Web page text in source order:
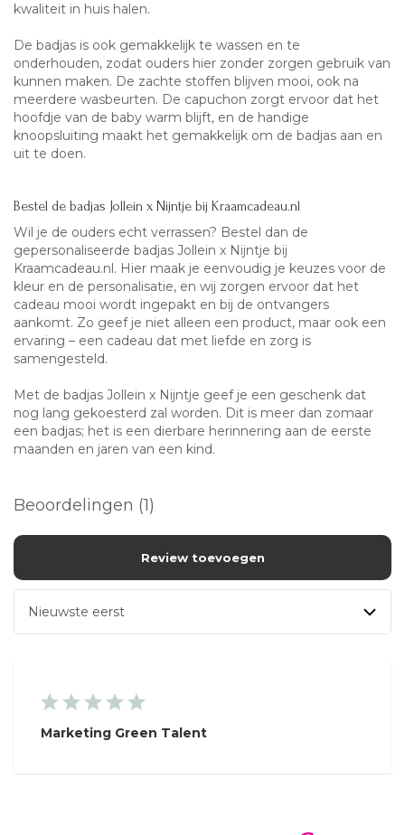
kwaliteit in huis halen.
De badjas is ook gemakkelijk te wassen en te
onderhouden, zodat ouders hier zonder zorgen gebruik van
kunnen maken. De zachte stoffen blijven mooi, ook na
meerdere wasbeurten. De capuchon zorgt ervoor dat het
hoofdje van de baby warm blijft, en de handige
knoopsluiting maakt het gemakkelijk om de badjas aan en
uit te doen.
Bestel de badjas Jollein x Nijntje bij Kraamcadeau.nl
Wil je de ouders echt verrassen? Bestel dan de
gepersonaliseerde badjas Jollein x Nijntje bij
Kraamcadeau.nl. Hier maak je eenvoudig je keuzes voor de
kleur en de personalisatie, en wij zorgen ervoor dat het
cadeau mooi wordt ingepakt en bij de ontvangers
aankomt. Zo geef je niet alleen een product, maar ook een
ervaring – een cadeau dat met liefde en zorg is
samengesteld.
Met de badjas Jollein x Nijntje geef je een geschenk dat
nog lang gekoesterd zal worden. Dit is meer dan zomaar
een badjas; het is een dierbare herinnering aan de eerste
maanden en jaren van een kind.
Beoordelingen (1)
Review toevoegen
Marketing Green Talent